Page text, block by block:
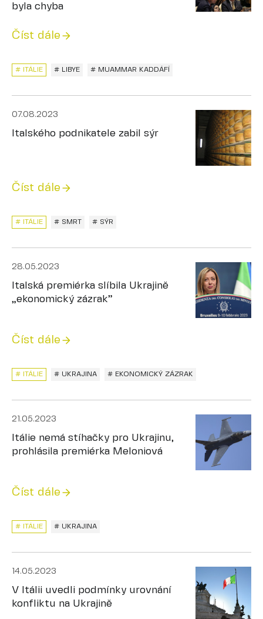
byla chyba
Číst dále
# ITÁLIE # LIBYE # MUAMMAR KADDÁFÍ
07.08.2023
Italského podnikatele zabil sýr
Číst dále
# SMRT
# ITÁLIE # SÝR
28.05.2023
Italská premiérka slíbila Ukrajině
„ekonomický zázrak”
Číst dále
# UKRAJINA
# ITÁLIE # EKONOMICKÝ ZÁZRAK
21.05.2023
Itálie nemá stíhačky pro Ukrajinu,
prohlásila premiérka Meloniová
Číst dále
# UKRAJINA
# ITÁLIE
14.05.2023
V Itálii uvedli podmínky urovnání
konfliktu na Ukrajině